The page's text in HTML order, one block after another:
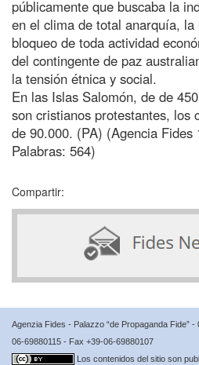
públicamente que buscaba la
en el clima de total anarquía,
bloqueo de toda actividad
del contingente de paz
la tensión étnica y social.
En las Islas Salomón, de de
son cristianos protestantes, los
de 90.000. (PA) (Agencia Fides
Palabras: 564)
Compartir:
Agenzia Fides - Palazzo “de Propaganda Fide”
06-69880115 - Fax +39-06-69880107
Los contenidos del sitio son